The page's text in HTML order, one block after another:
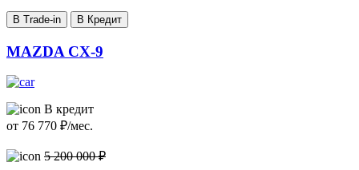
В Trade-in В Кредит
MAZDA CX-9
В кредит
от 76 770 ₽/мес.
5 200 000 ₽